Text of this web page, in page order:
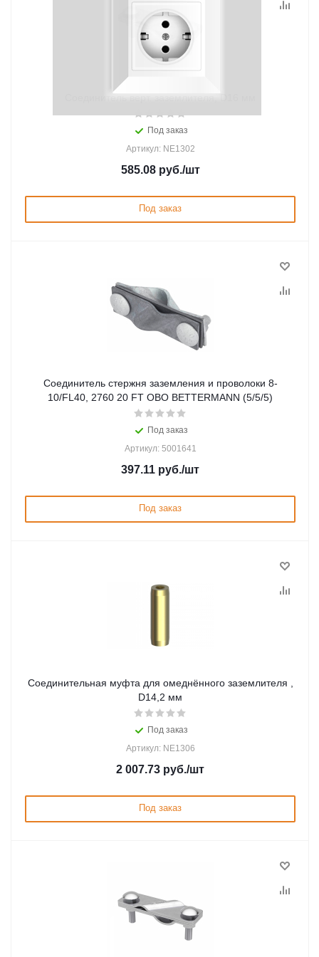
Соединитель верт. заземлителя, D16 мм
Под заказ
Артикул: NE1302
585.08руб./шт
Под заказ
Соединитель стержня заземления и проволоки 8-
10/FL40, 2760 20 FT OBO BETTERMANN (5/5/5)
Под заказ
Артикул: 5001641
397.11 руб./шт
Под заказ
Соединительная муфта для омеднённого заземлителя ,
D14,2 мм
Под заказ
Артикул: NE1306
2 007.73 руб./шт
Под заказ